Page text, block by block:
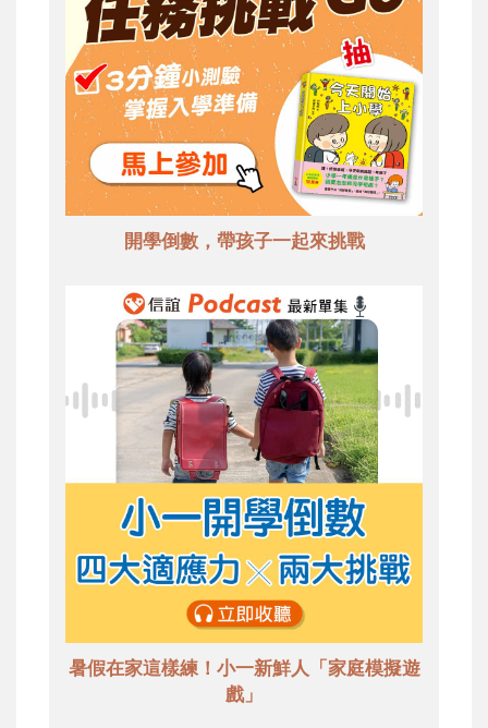
開學倒數，帶孩子一起來挑戰
暑假在家這樣練！小一新鮮人「家庭模擬遊
戲」